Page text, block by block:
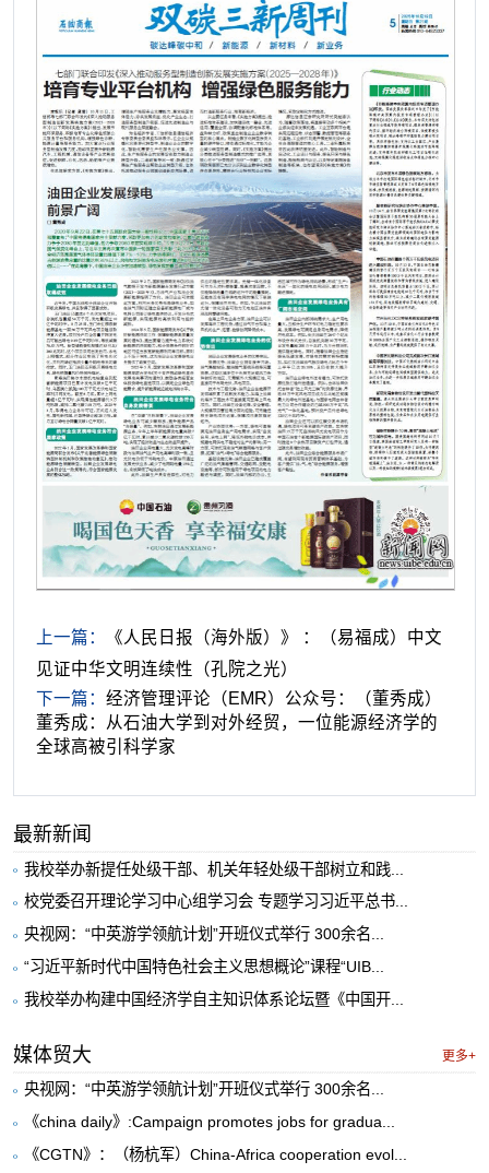
上一篇：
《人民日报（海外版）》 ：（易福成）中文
见证中华文明连续性（孔院之光）
下一篇： 经济管理评论（EMR）公众号：（董秀成）
董秀成：从石油大学到对外经贸，一位能源经济学的
全球高被引科学家
最新新闻
我校举办新提任处级干部、机关年轻处级干部树立和践...
校党委召开理论学习中心组学习会 专题学习习近平总书...
央视网：“中英游学领航计划”开班仪式举行 300余名...
“习近平新时代中国特色社会主义思想概论”课程“UIB...
我校举办构建中国经济学自主知识体系论坛暨《中国开...
媒体贸大 更多+
央视网：“中英游学领航计划”开班仪式举行 300余名...
《china daily》:Campaign promotes jobs for gradua...
《CGTN》：（杨杭军）China-Africa cooperation evol...